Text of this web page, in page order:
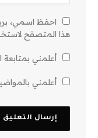
احفظ اسمي،
هذا المتصفح
أعلمني بمتابعة
أعلمني